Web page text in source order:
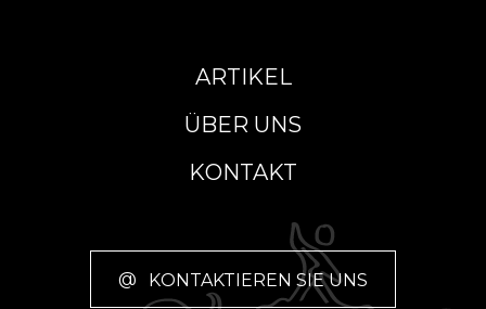
ARTIKEL
ÜBER UNS
KONTAKT
@ KONTAKTIEREN SIE UNS